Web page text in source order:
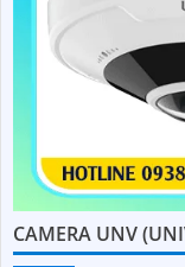
CAMERA UNV